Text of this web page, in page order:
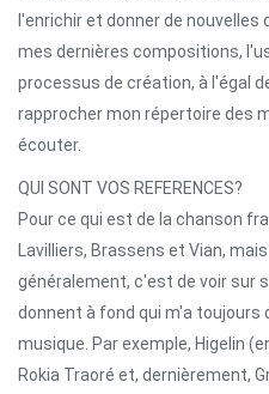
l'enrichir et donner de
mes dernières compositions,
processus de création, à l'égal
rapprocher mon répertoire des
écouter.
QUI SONT VOS REFERENCES?
Pour ce qui est de la chanson
Lavilliers, Brassens et Vian,
généralement, c'est de voir sur
donnent à fond qui m'a toujours
musique. Par exemple, Higelin
Rokia Traoré et, dernièrement,